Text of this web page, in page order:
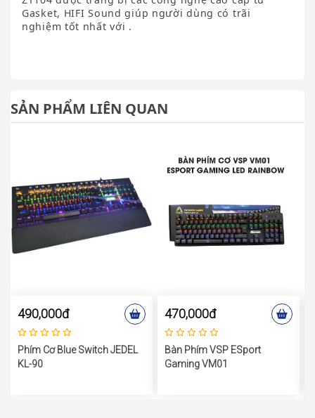
Gasket, HIFI Sound giúp người dùng có trãi
nghiệm tốt nhất với .
SẢN PHẨM LIÊN QUAN
490,000đ
Phím Cơ Blue Switch JEDEL
KL-90
470,000đ
Bàn Phím VSP ESport
Gaming VM01